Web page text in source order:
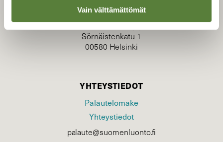
Vain välttämättömät
(09) 228 08 210 (arkisin klo 9-15)
Suomen Luonto/tilaajapalvelu
Sörnäistenkatu 1
00580 Helsinki
YHTEYSTIEDOT
Palautelomake
Yhteystiedot
palaute@suomenluonto.fi